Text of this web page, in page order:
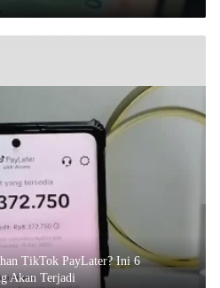
TikTok PayLater? Ini 6
Akan Terjadi